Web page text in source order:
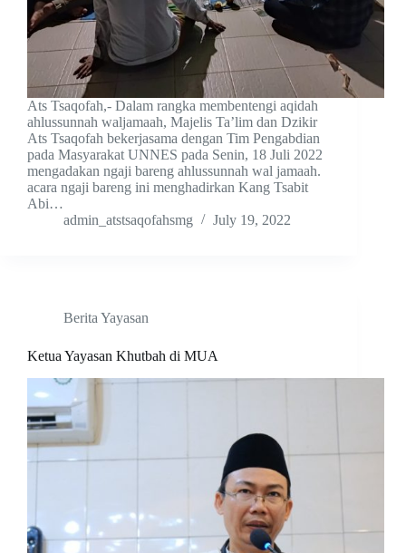
Ats Tsaqofah,- Dalam rangka membentengi aqidah
ahlussunnah waljamaah, Majelis Ta’lim dan Dzikir
Ats Tsaqofah bekerjasama dengan Tim Pengabdian
pada Masyarakat UNNES pada Senin, 18 Juli 2022
mengadakan ngaji bareng ahlussunnah wal jamaah.
acara ngaji bareng ini menghadirkan Kang Tsabit
Abi…
admin_atstsaqofahsmg
July 19, 2022
Berita Yayasan
Ketua Yayasan Khutbah di MUA